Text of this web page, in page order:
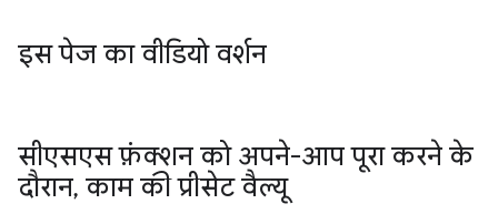
इस पेज का वीडियो वर्शन
सीएसएस फ़ंक्शन को अपने-आप पूरा करने के
दौरान, काम की प्रीसेट वैल्यू